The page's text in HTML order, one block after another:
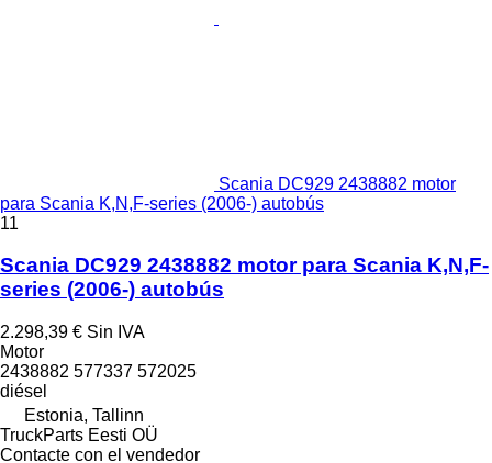
Scania DC929 2438882 motor
para Scania K,N,F-series (2006-) autobús
11
Scania DC929 2438882 motor para Scania K,N,F-
series (2006-) autobús
2.298,39 € Sin IVA
Motor
2438882 577337 572025
diésel
Estonia, Tallinn
TruckParts Eesti OÜ
Contacte con el vendedor